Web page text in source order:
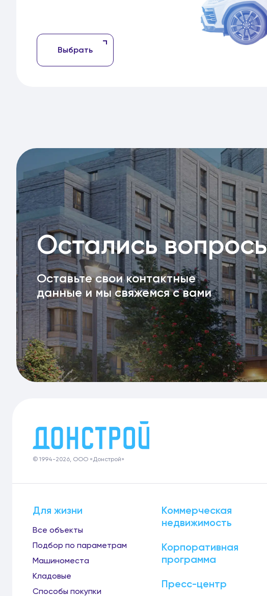
Выбрать
Остались
Оставьте свои контактные
данные и мы свяжемся с вами
© 1994-2026, ООО «Донстрой»
Для жизни
Все объекты
Подбор по параметрам
Машиноместа
Кладовые
Способы покупки
Коммерческая
недвижимость
Корпоративная
программа
Пресс-центр